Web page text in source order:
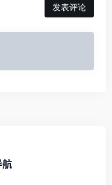
发表评论